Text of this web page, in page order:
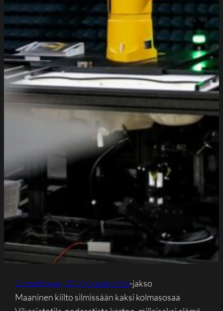
16 maaliskuun, 2026Vikasietotila-jakso
Maaninen kiilto silmissään kaksi kolmasosaa